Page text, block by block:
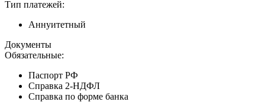
Тип платежей:
Аннуитетный
Документы
Обязательные:
Паспорт РФ
Справка 2-НДФЛ
Справка по форме банка